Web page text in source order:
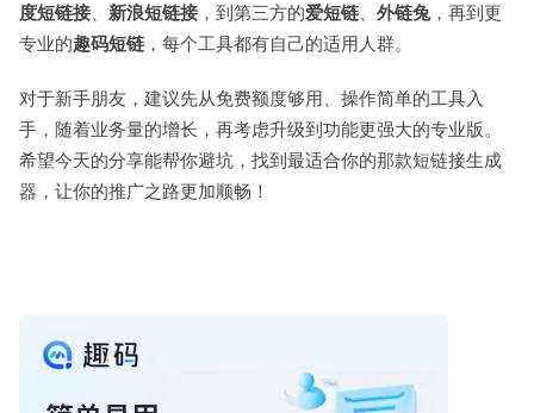
度短链接、 新浪短链接 ，到第三方的爱短链、 外链兔，再到更
专业的趣码短链 ，每个工具都有自己的适用人群。
对于新手朋友，建议先从免费额度够用、操作简单的工具入
手，随着业务量的增长，再考虑升级到功能更强大的专业版。
希望今天的分享能帮你避坑，找到最适合你的那款短链接生成
器，让你的推广之路更加顺畅！